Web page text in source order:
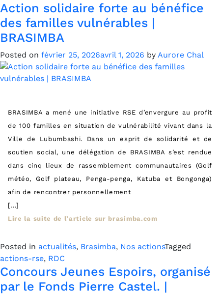
Action solidaire forte au bénéfice
des familles vulnérables |
BRASIMBA
Posted on février 25, 2026avril 1, 2026 by Aurore Chal
BRASIMBA a mené une initiative RSE d’envergure au profit
de 100 familles en situation de vulnérabilité vivant dans la
Ville de Lubumbashi. Dans un esprit de solidarité et de
soutien social, une délégation de BRASIMBA s’est rendue
dans cinq lieux de rassemblement communautaires (Golf
météo, Golf plateau, Penga-penga, Katuba et Bongonga)
afin de rencontrer personnellement
[…]
Lire la suite de l’article sur brasimba.com
Posted in actualités, Brasimba, Nos actionsTagged
actions-rse, RDC
Concours Jeunes Espoirs, organisé
par le Fonds Pierre Castel. |